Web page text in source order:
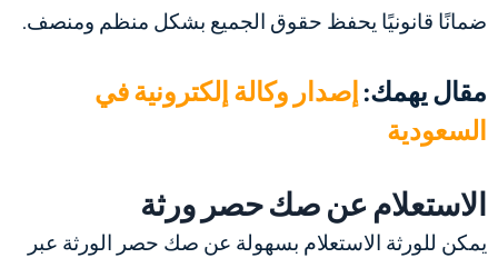
ضمانًا قانونيًا يحفظ حقوق الجميع بشكل منظم ومنصف.
مقال يهمك: إصدار وكالة إلكترونية في
السعودية
الاستعلام عن صك حصر ورثة
يمكن للورثة الاستعلام بسهولة عن صك حصر الورثة عبر